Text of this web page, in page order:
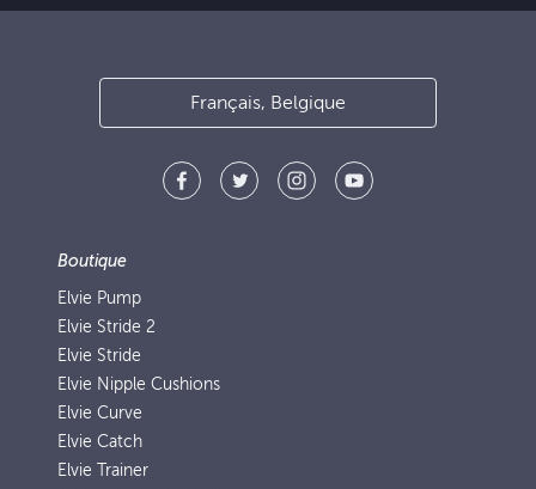
Français, Belgique
Boutique
Elvie Pump
Elvie Stride 2
Elvie Stride
Elvie Nipple Cushions
Elvie Curve
Elvie Catch
Elvie Trainer